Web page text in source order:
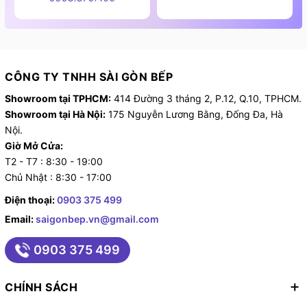
50°C, phù hợp cho việc rửa vào ban đêm mà không
gây ồn.
phép rửa sơ trước khi thực hiện các chế độ khác, giúp
Các tùy chọn hỗ trợ nâng cao:
Tùy theo từng mã sản phẩm mà sẽ có các tùy chọn hỗ
trợ khác nhau, dưới đây là tất cả tùy chọn hỗ trợ được
thiết kế trên serie 4
- Remote Start : Khởi động máy từ xa qua ứng dụng
di động.
- Extra Dry : Chế độ sấy bổ sung giúp bát đĩa khô
hoàn toàn.
điện.
CÔNG TY TNHH SÀI GÒN BẾP
Showroom tại TPHCM: 414 Đường 3 tháng 2, P.12, Q.10, TPHCM.
Showroom tại Hà Nội: 175 Nguyễn Lương Bằng, Đống Đa, Hà
Nội.
Giờ Mở Cửa:
T2 - T7 : 8:30 - 19:00
Chủ Nhật : 8:30 - 17:00
Điện thoại:0903 375 499
Email:saigonbep.vn@gmail.com
0903 375 499
CHÍNH SÁCH